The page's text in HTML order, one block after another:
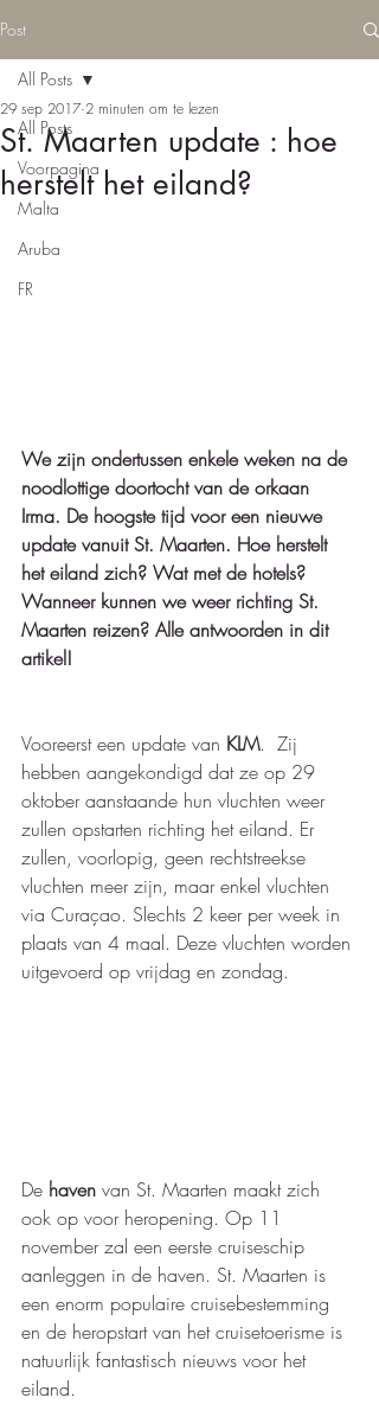
Post
All Posts
Voorpagina
Malta
Aruba
FR
All Posts
St. Maarten update : hoe
herstelt het eiland?
29 sep 2017 2 minuten om te lezen
We zijn ondertussen enkele weken na de
noodlottige doortocht van de orkaan
Irma. De hoogste tijd voor een nieuwe
update vanuit St. Maarten. Hoe herstelt
het eiland zich? Wat met de hotels?
Wanneer kunnen we weer richting St.
Maarten reizen? Alle antwoorden in dit
artikel!
Vooreerst een update van KLM.  Zij
hebben aangekondigd dat ze op 29
oktober aanstaande hun vluchten weer
zullen opstarten richting het eiland. Er
zullen, voorlopig, geen rechtstreekse
vluchten meer zijn, maar enkel vluchten
via Curaçao. Slechts 2 keer per week in
plaats van 4 maal. Deze vluchten worden
uitgevoerd op vrijdag en zondag.
De haven van St. Maarten maakt zich
ook op voor heropening. Op 11
november zal een eerste cruiseschip
aanleggen in de haven. St. Maarten is
een enorm populaire cruisebestemming
en de heropstart van het cruisetoerisme is
natuurlijk fantastisch nieuws voor het
eiland.